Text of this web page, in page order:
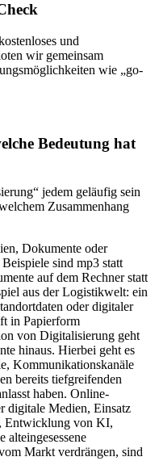
und
wir gemeinsam
wie „go-
Bedeutung hat
jedem geläufig sein
Zusammenhang
Dokumente oder
sind mp3 statt
auf dem Rechner statt
aus der Logistikwelt: ein
oder digitaler
in Papierform
von Digitalisierung geht
hinaus. Hierbei geht es
Kommunikationskanäle
bereits tiefgreifenden
haben. Online-
digitale Medien, Einsatz
Entwicklung von KI,
alteingesessene
Markt verdrängen, sind